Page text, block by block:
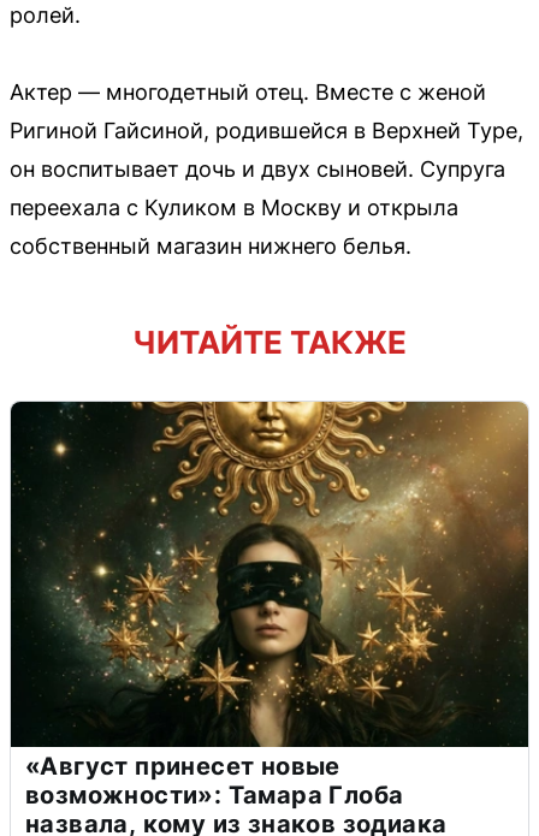
ролей.
Актер — многодетный отец. Вместе с женой
Ригиной Гайсиной, родившейся в Верхней Туре,
он воспитывает дочь и двух сыновей. Супруга
переехала с Куликом в Москву и открыла
собственный магазин нижнего белья.
ЧИТАЙТЕ ТАКЖЕ
«Август принесет новые
возможности»: Тамара Глоба
назвала, кому из знаков зодиака